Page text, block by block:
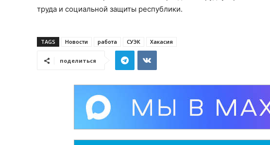
труда и социальной защиты республики.
TAGS Новости работа СУЭК Хакасия
поделиться